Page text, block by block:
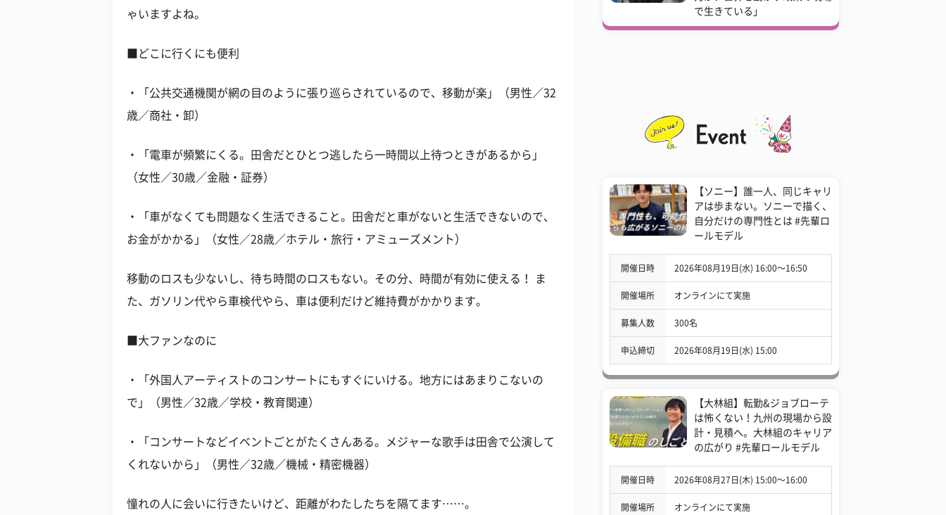
ゃいますよね。
■どこに行くにも便利
・「公共交通機関が網の目のように張り巡らされているので、移動が楽」（男性／32
歳／商社・卸）
・「電車が頻繁にくる。田舎だとひとつ逃したら一時間以上待つときがあるから」
（女性／30歳／金融・証券）
・「車がなくても問題なく生活できること。田舎だと車がないと生活できないので、
お金がかかる」（女性／28歳／ホテル・旅行・アミューズメント）
移動のロスも少ないし、待ち時間のロスもない。その分、時間が有効に使える！ ま
た、ガソリン代やら車検代やら、車は便利だけど維持費がかかります。
■大ファンなのに
・「外国人アーティストのコンサートにもすぐにいける。地方にはあまりこないの
で」（男性／32歳／学校・教育関連）
・「コンサートなどイベントごとがたくさんある。メジャーな歌手は田舎で公演して
くれないから」（男性／32歳／機械・精密機器）
憧れの人に会いに行きたいけど、距離がわたしたちを隔てます……。
で生きている」
【ソニー】誰一人、同じキャリ
アは歩まない。ソニーで描く、
自分だけの専門性とは #先輩ロ
ールモデル
開催日時 2026年08月19日(水) 16:00〜16:50
開催場所 オンラインにて実施
募集人数 300名
申込締切 2026年08月19日(水) 15:00
【大林組】転勤&ジョブローテ
は怖くない！九州の現場から設
計・見積へ。大林組のキャリア
の広がり #先輩ロールモデル
開催日時 2026年08月27日(木) 15:00〜16:00
開催場所 オンラインにて実施